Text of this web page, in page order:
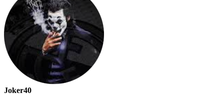
Joker40